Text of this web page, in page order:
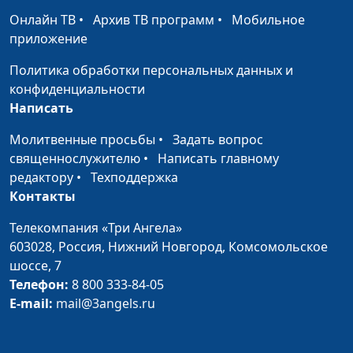
оздоровлению
инсульт из-за
неправильного
питания?
специалист по
немедикаментозному
оздоровлению
Как понять, что
пора чистить
организм
Мария Бородеева,
модификации образа
жизни и
оздоровлению
Могут ли
Онлайн ТВ • Архив ТВ программ • Мобильное
приложение
Политика обработки персональных данных и
конфиденциальности
Написать
Молитвенные просьбы • Задать вопрос
священнослужителю • Написать главному
редактору • Техподдержка
Контакты
Телекомпания «Три Ангела»
603028, Россия, Нижний Новгород, Комсомольское
шоссе, 7
Телефон: 8 800 333-84-05
E-mail: mail@3angels.ru